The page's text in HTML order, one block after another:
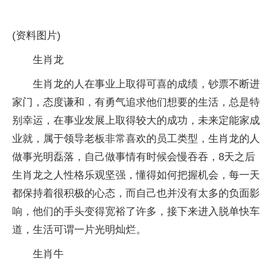
(资料图片)
生肖龙
生肖龙的人在事业上取得可喜的成绩，钞票不断进
家门，态度谦和，有勇气追求他们想要的生活，总是特
别幸运，在事业发展上取得较大的成功，未来定能家成
业就，属于领导老板非常喜欢的员工类型，生肖龙的人
做事光明磊落，自己做事情有时候会慢吞吞，8天之后
生肖龙之人性格乐观坚强，懂得如何把握机会，每一天
都保持着很积极的心态，而自己也并没有太多的负面影
响，他们的手头变得宽裕了许多，接下来进入脱单快车
道，生活可谓一片光明灿烂。
生肖牛